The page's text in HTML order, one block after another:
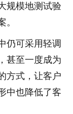
规模地测试验
。
可采用轻调
甚至一度成为
方式，让客户
中也降低了客